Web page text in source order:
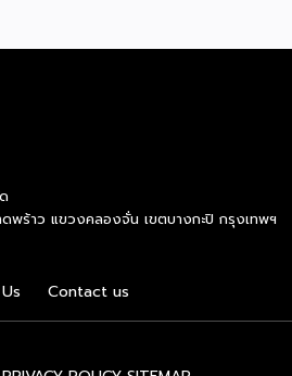
ถานีชาร์จรถ EV ทั้งในกรุงเทพฯ
วประเทศ .โดยความร่วมมือครั้งนี้
Super Charge” ในสถานีบริการ
ในเขตกรุงเทพฯ นนทบุรีและ
นายจาง ไห่โป กรรมการผู้จัดการ
– ซีพี จำกัด และ บริษัท […]
พร้าว แขวงคลองจั่น เขตบางกะปิ กรุงเทพฯ
Contact us